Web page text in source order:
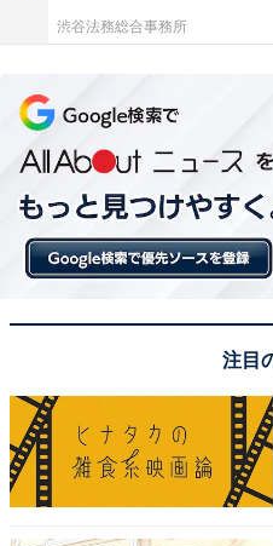
高級寿司屋の職人から「
証授与者だけが“本気に
渋谷法務総合事務所
注目